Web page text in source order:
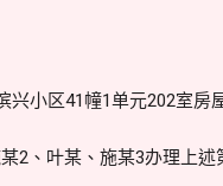
小区41幢1单元202室房
2、叶某、施某3办理上